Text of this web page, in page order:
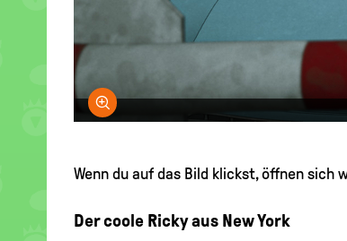
Bild vergrößern
Wenn du auf das Bild klickst, öffnen sich
Der coole Ricky aus New York